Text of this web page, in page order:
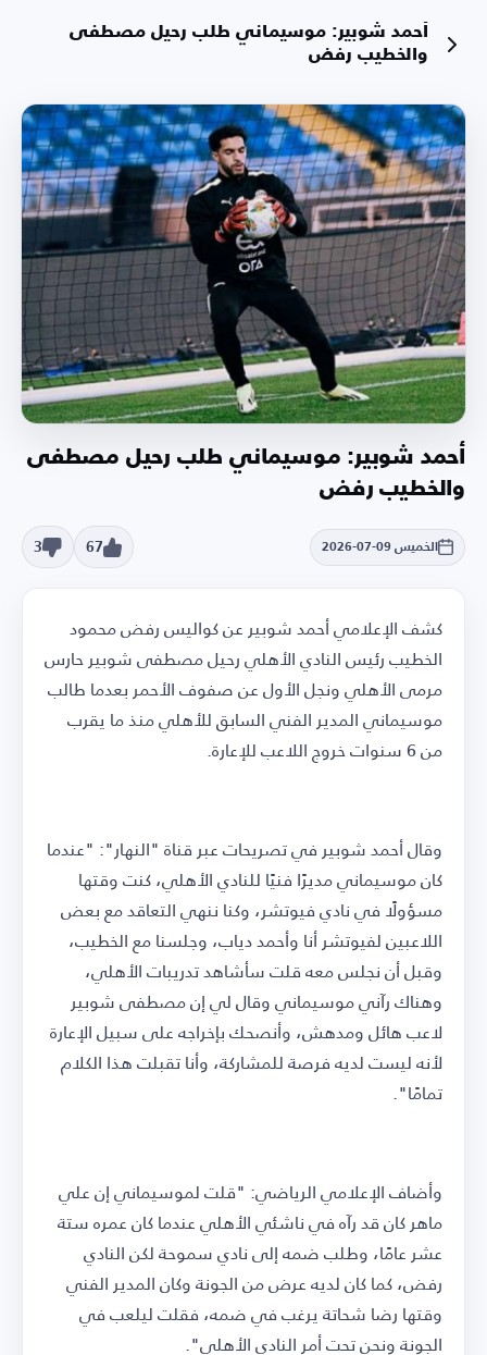
أحمد شوبير: موسيماني طلب رحيل مصطفى
والخطيب رفض
أحمد شوبير: موسيماني طلب رحيل مصطفى
والخطيب رفض
الخميس 09-07-2026 67
3
كشف الإعلامي أحمد شوبير عن كواليس رفض محمود
الخطيب رئيس النادي الأهلي رحيل مصطفى شوبير حارس
مرمى الأهلي ونجل الأول عن صفوف الأحمر بعدما طالب
موسيماني المدير الفني السابق للأهلي منذ ما يقرب
من 6 سنوات خروج اللاعب للإعارة.
وقال أحمد شوبير في تصريحات عبر قناة "النهار": "عندما
كان موسيماني مديرًا فنيًا للنادي الأهلي، كنت وقتها
مسؤولًا في نادي فيوتشر، وكنا ننهي التعاقد مع بعض
اللاعبين لفيوتشر أنا وأحمد دياب، وجلسنا مع الخطيب،
وقبل أن نجلس معه قلت سأشاهد تدريبات الأهلي،
وهناك رآني موسيماني وقال لي إن مصطفى شوبير
لاعب هائل ومدهش، وأنصحك بإخراجه على سبيل الإعارة
لأنه ليست لديه فرصة للمشاركة، وأنا تقبلت هذا الكلام
تمامًا".
وأضاف الإعلامي الرياضي: "قلت لموسيماني إن علي
ماهر كان قد رآه في ناشئي الأهلي عندما كان عمره ستة
عشر عامًا، وطلب ضمه إلى نادي سموحة لكن النادي
رفض، كما كان لديه عرض من الجونة وكان المدير الفني
وقتها رضا شحاتة يرغب في ضمه، فقلت ليلعب في
الجونة ونحن تحت أمر النادي الأهلي".